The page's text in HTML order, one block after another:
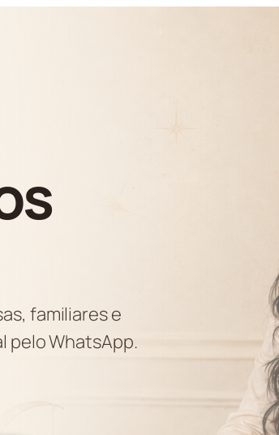
familiares e
pelo WhatsApp.